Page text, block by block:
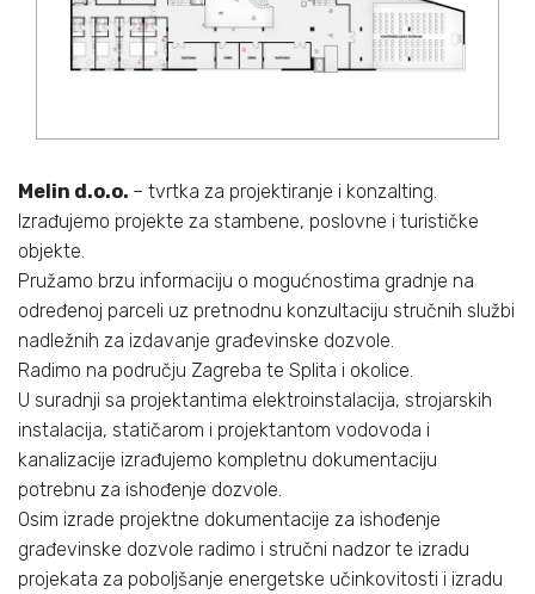
Melin d.o.o. – tvrtka za projektiranje i konzalting.
Izrađujemo projekte za stambene, poslovne i turističke
objekte.
Pružamo brzu informaciju o mogućnostima gradnje na
određenoj parceli uz pretnodnu konzultaciju stručnih službi
nadležnih za izdavanje građevinske dozvole.
Radimo na području Zagreba te Splita i okolice.
U suradnji sa projektantima elektroinstalacija, strojarskih
instalacija, statičarom i projektantom vodovoda i
kanalizacije izrađujemo kompletnu dokumentaciju
potrebnu za ishođenje dozvole.
Osim izrade projektne dokumentacije za ishođenje
građevinske dozvole radimo i stručni nadzor te izradu
projekata za poboljšanje energetske učinkovitosti i izradu